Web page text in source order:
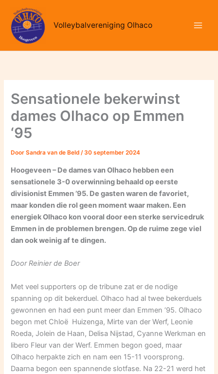
naar
inhoud
Volleybalvereniging Olhaco
Sensationele bekerwinst
dames Olhaco op Emmen
‘95
DoorSandra van de Beld/ 30 september 2024
Hoogeveen – De dames van Olhaco hebben een
sensationele 3-0 overwinning behaald op eerste
divisionist Emmen ’95. De gasten waren de favoriet,
maar konden die rol geen moment waar maken. Een
energiek Olhaco kon vooral door een sterke servicedruk
Emmen in de problemen brengen. Op de ruime zege viel
dan ook weinig af te dingen.
Door Reinier de Boer
Met veel supporters op de tribune zat er de nodige
spanning op dit bekerduel. Olhaco had al twee bekerduels
gewonnen en had een punt meer dan Emmen ’95. Olhaco
begon met Chloë Huizenga, Mirte van der Werf, Leonie
Roeda, Jolein de Haan, Delisa Nijstad, Cyanne Werkman en
libero Fleur van der Werf. Emmen begon goed, maar
Olhaco herpakte zich en nam een 15-11 voorsprong.
Daarna begon een spannende slotfase. Na 22-21 werd het